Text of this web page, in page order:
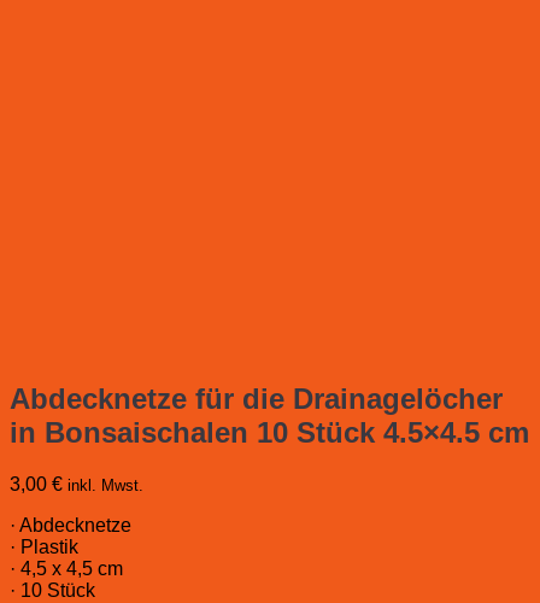
Abdecknetze für die Drainagelöcher
in Bonsaischalen 10 Stück 4.5×4.5 cm
3,00 € inkl. Mwst.
· Abdecknetze
· Plastik
· 4,5 x 4,5 cm
· 10 Stück